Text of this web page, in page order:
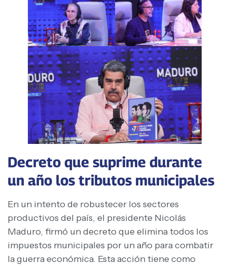
Decreto que suprime durante
un año los tributos municipales
En un intento de robustecer los sectores
productivos del país, el presidente Nicolás
Maduro, firmó un decreto que elimina todos los
impuestos municipales por un año para combatir
la guerra económica. Esta acción tiene como